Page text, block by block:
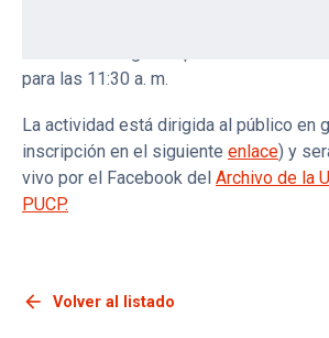
para las 11:30 a. m.
La actividad está dirigida al público en
inscripción en el siguiente enlace) y
vivo por el Facebook del Archivo de la
PUCP.
arrow_back Volver al listado